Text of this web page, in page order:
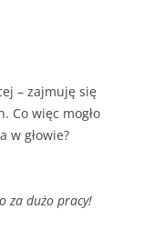
– zajmuję się
Co więc mogło
w głowie?
za dużo pracy!